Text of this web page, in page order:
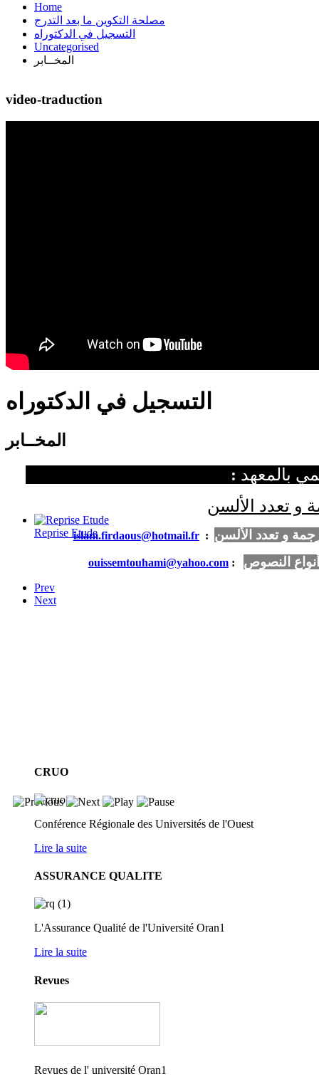
Reprise Etude
Home
مصلحة التكوين ما بعد التدرج
التسجيل في الدكتوراه
Uncategorised
المخــابر
video-traduction
التسجيل في الدكتوراه
المخــابر
: بالمعهد
و تعدد الألسن
islam.firdaous@hotmail.fr: و تعدد الألسن
ouissemtouhami@yahoo.com: النصوص
Prev
Next
CRUO
Conférence Régionale des Universités de l'Ouest
Lire la suite
ASSURANCE QUALITE
L'Assurance Qualité de l'Université Oran1
Lire la suite
Revues
Revues de l' université Oran1